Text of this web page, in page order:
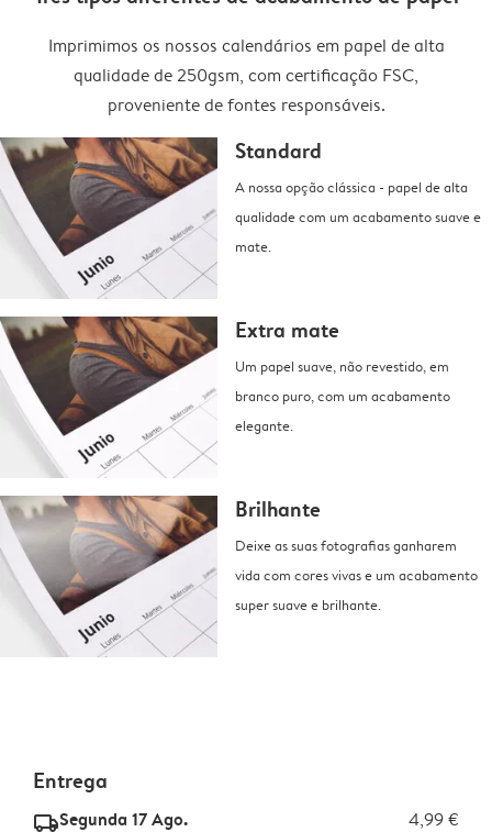
Imprimimos os nossos calendários em papel de alta
qualidade de 250gsm, com certificação FSC,
proveniente de fontes responsáveis.
Standard
A nossa opção clássica - papel de alta
qualidade com um acabamento suave e
mate.
Extra mate
Um papel suave, não revestido, em
branco puro, com um acabamento
elegante.
Brilhante
Deixe as suas fotografias ganharem
vida com cores vivas e um acabamento
super suave e brilhante.
Entrega
delivery_standard_v2Segunda 17 Ago. 4,99 €